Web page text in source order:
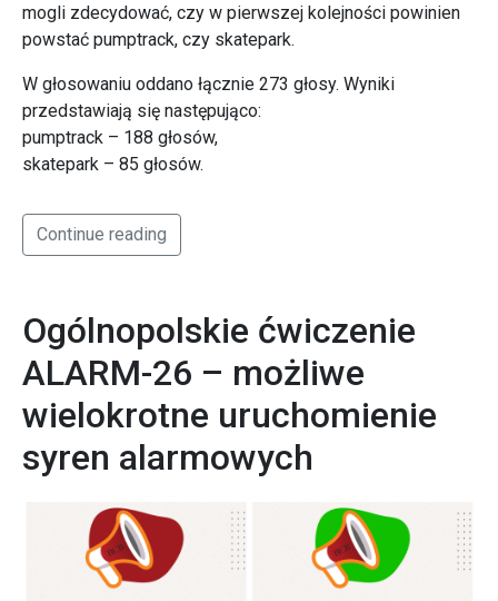
mogli zdecydować, czy w pierwszej kolejności powinien
powstać pumptrack, czy skatepark.
W głosowaniu oddano łącznie 273 głosy. Wyniki
przedstawiają się następująco:
pumptrack – 188 głosów,
skatepark – 85 głosów.
Continue reading
Ogólnopolskie ćwiczenie
ALARM-26 – możliwe
wielokrotne uruchomienie
syren alarmowych